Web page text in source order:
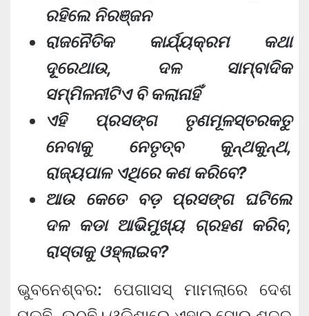
ରହିଲେ ନିରଞ୍ଜନ
ରାଜନୈତିକ କାର୍ଯ୍ୟକ୍ରମ କଥା
ଦୂୂରେଥାଉ, ଦଳ ସାମ୍ବାଦିକ
ସମ୍ମିଳନୀଟିଏ ବି କଲାନାହିଁ
ଏହି ପ୍ରସଙ୍ଗ ତୃଣମୂଳସ୍ତରକତୁ
ନେବାକୁ ନେତୃତ୍ବ କୁନ୍ଥକୁନ୍ଥ,
ରାଜ୍ୟପାଳ ଏଥିରେ କଣ କରିବେ?
ଆଉ କେତେ ବଡ଼ ପ୍ରସଙ୍ଗ ଘଟିଲେ
ଦଳ କଡା ଆଭିମୁଖ୍ୟ ଗ୍ରହଣ କରିବ,
ରାସ୍ତାକୁ ଓହ୍ଲାଇବ?
ଭୁବନେଶ୍ବର: ପେଗାସସ୍ ମାମଲାରେ ଦେଶ